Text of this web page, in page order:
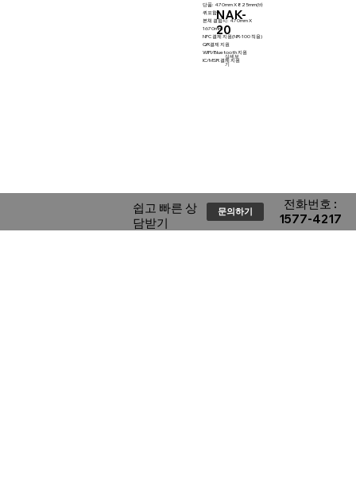
NAK-
20
단품: 470mm X 825mm(바
퀴포함)
본체 결합시: 470mm X
1670mm
NFC 결제 지원(NR-100 적용)
QR결제 지원
WIFI/Bluetooth 지원
IC/MSR 결제 지원
상세보
기
​쉽고 빠른 상
담받기
문의하기
​전화번호 :
1577-4217